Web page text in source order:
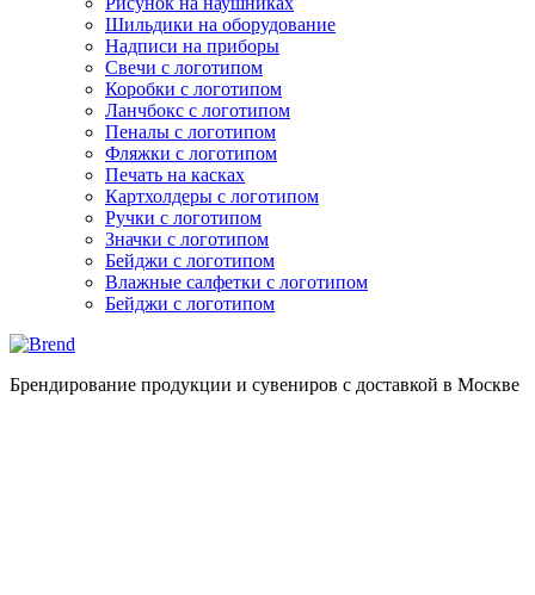
Шильдики на оборудование
Надписи на приборы
Свечи с логотипом
Коробки с логотипом
Ланчбокс с логотипом
Пеналы с логотипом
Фляжки с логотипом
Печать на касках
Картхолдеры с логотипом
Ручки с логотипом
Значки с логотипом
Бейджи с логотипом
Влажные салфетки с логотипом
Бейджи с логотипом
Брендирование продукции и сувениров с доставкой в Москве